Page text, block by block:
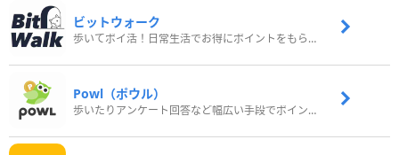
ビットウォーク
歩いてポイ活！日常生活でお得にポイントをもらおう
Powl（ポウル）
歩いたりアンケート回答など幅広い手段でポイントをゲット